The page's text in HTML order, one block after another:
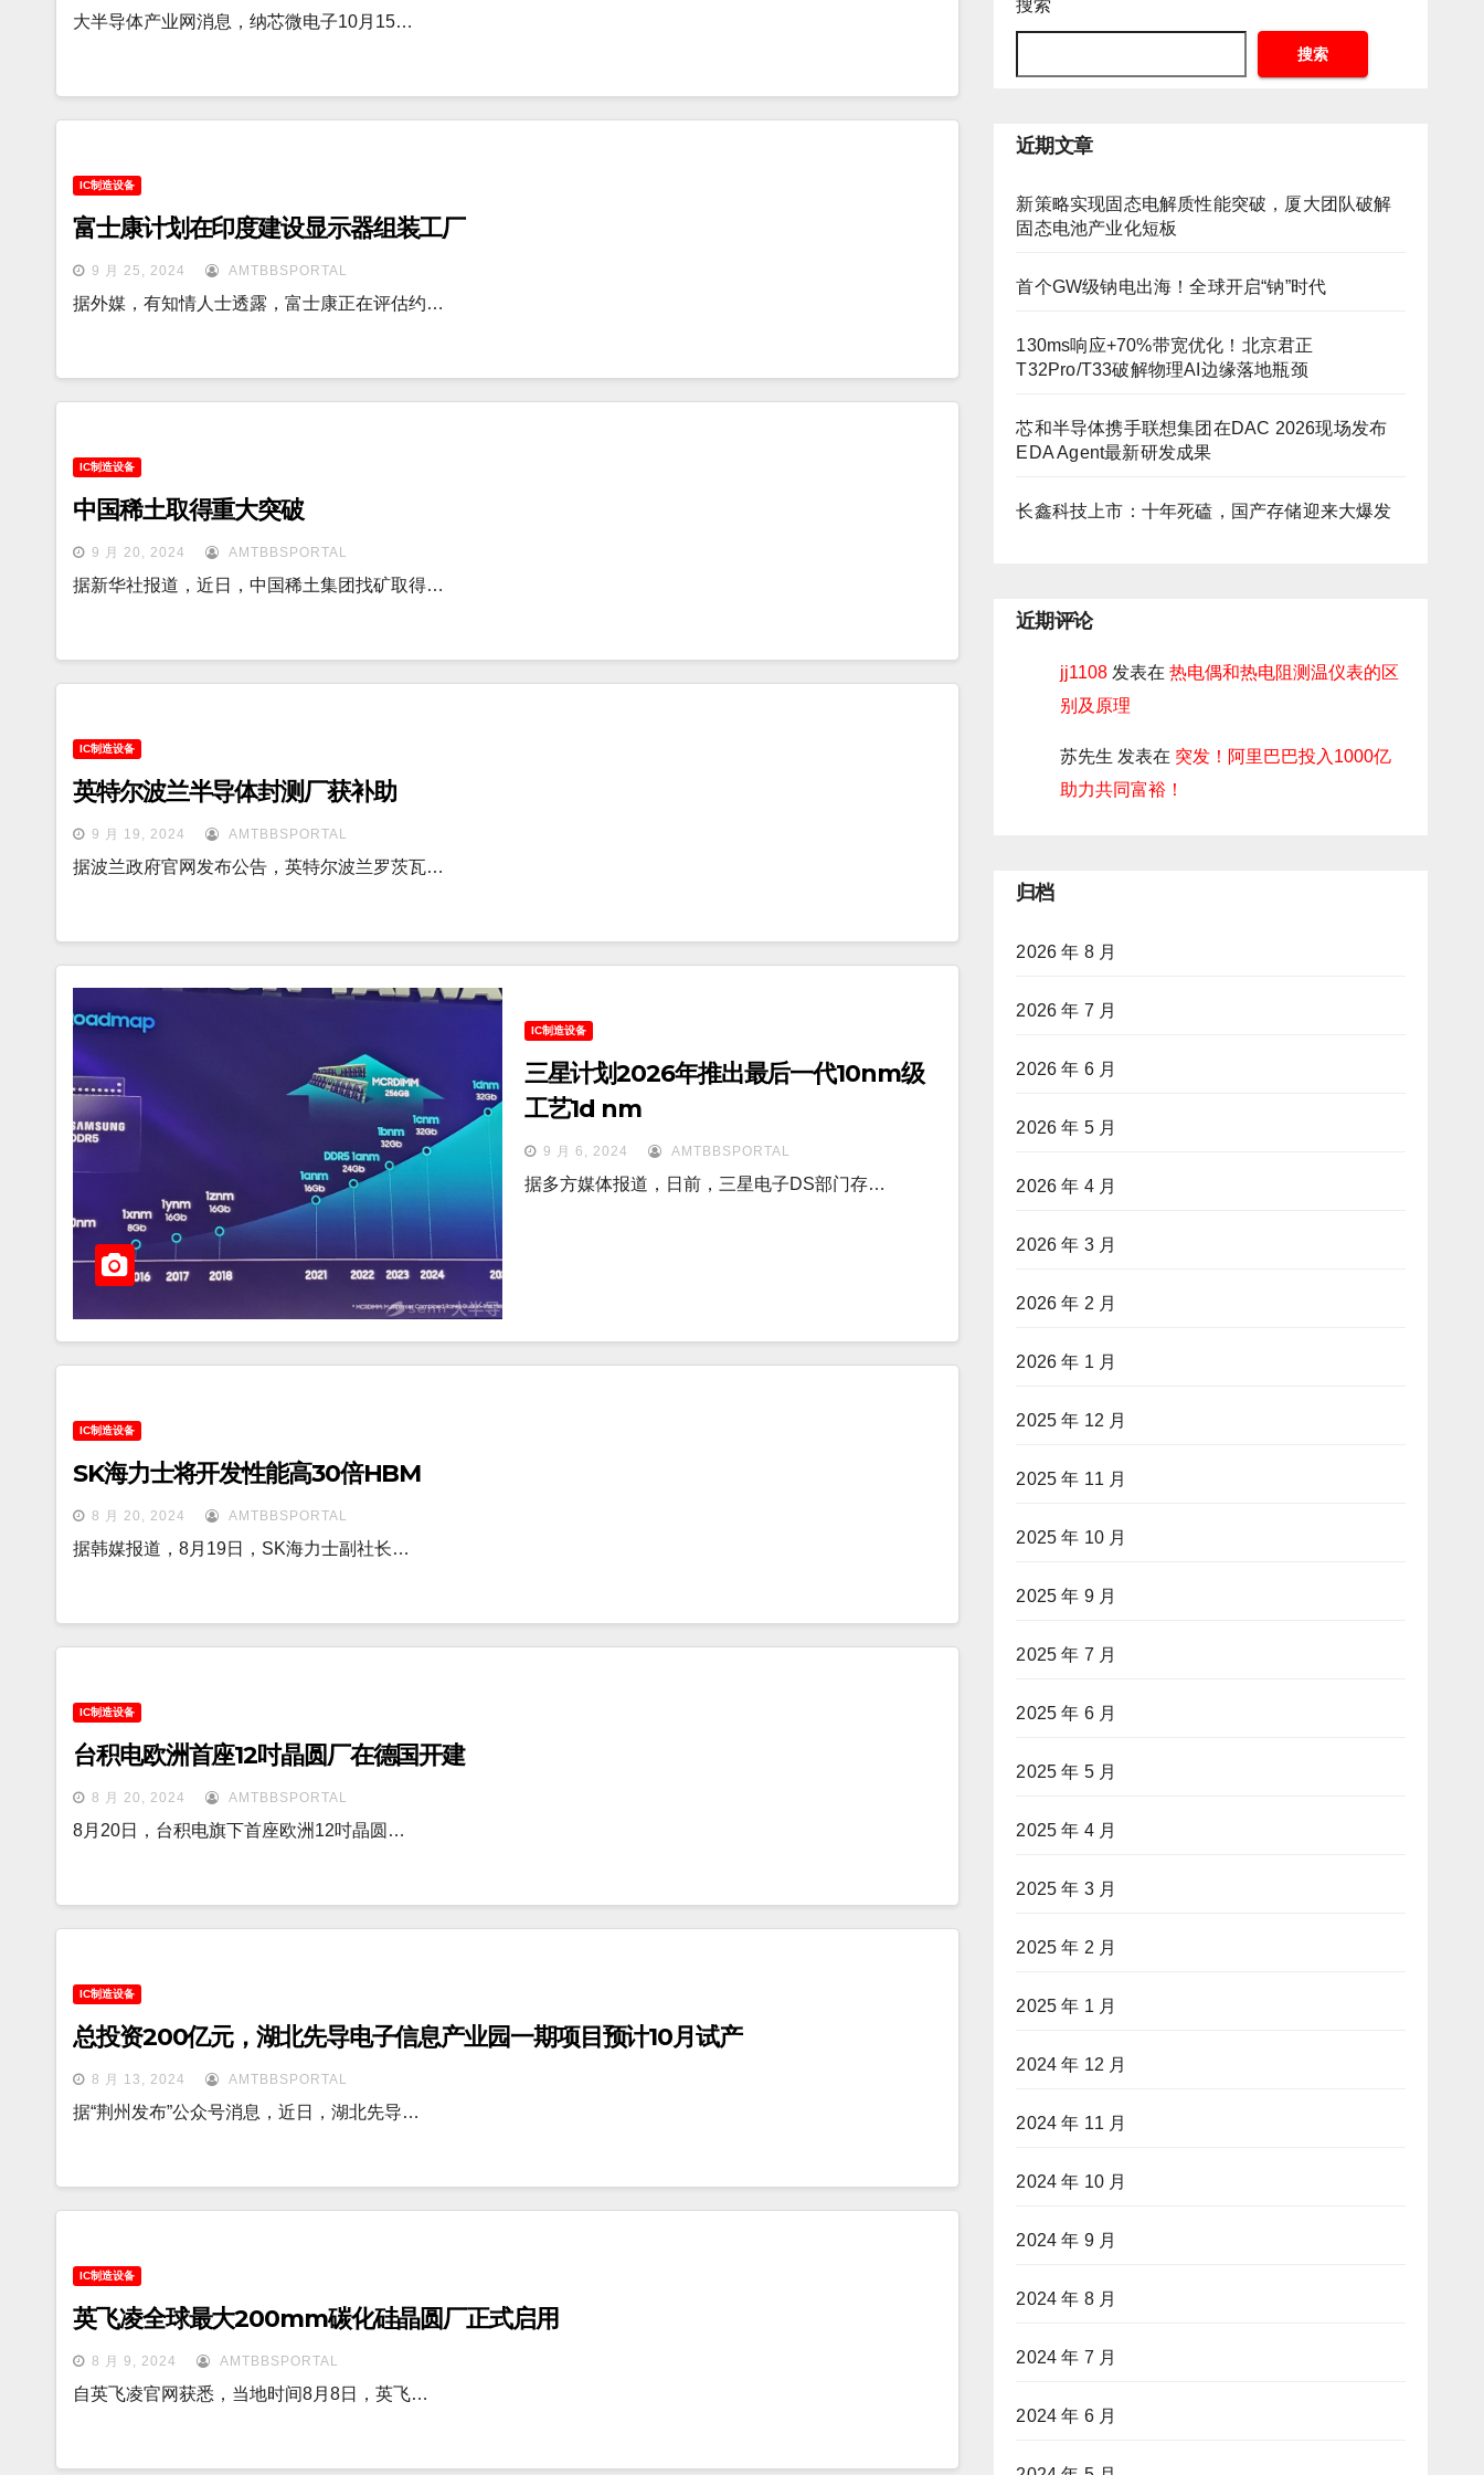
大半导体产业网消息，纳芯微电子10月15…
IC制造设备
富士康计划在印度建设显示器组装工厂
9 月 25, 2024 AMTBBSPORTAL
据外媒，有知情人士透露，富士康正在评估约…
IC制造设备
中国稀土取得重大突破
9 月 20, 2024 AMTBBSPORTAL
据新华社报道，近日，中国稀土集团找矿取得…
IC制造设备
英特尔波兰半导体封测厂获补助
9 月 19, 2024 AMTBBSPORTAL
据波兰政府官网发布公告，英特尔波兰罗茨瓦…
IC制造设备
三星计划2026年推出最后一代10nm级
工艺1d nm
9 月 6, 2024 AMTBBSPORTAL
据多方媒体报道，日前，三星电子DS部门存…
IC制造设备
SK海力士将开发性能高30倍HBM
8 月 20, 2024 AMTBBSPORTAL
据韩媒报道，8月19日，SK海力士副社长…
IC制造设备
台积电欧洲首座12吋晶圆厂在德国开建
8 月 20, 2024 AMTBBSPORTAL
8月20日，台积电旗下首座欧洲12吋晶圆…
IC制造设备
总投资200亿元，湖北先导电子信息产业园一期项目预计10月试产
8 月 13, 2024 AMTBBSPORTAL
据“荆州发布”公众号消息，近日，湖北先导…
IC制造设备
英飞凌全球最大200mm碳化硅晶圆厂正式启用
8 月 9, 2024 AMTBBSPORTAL
自英飞凌官网获悉，当地时间8月8日，英飞…
搜索
搜索
近期文章
新策略实现固态电解质性能突破，厦大团队破解
固态电池产业化短板
首个GW级钠电出海！全球开启“钠”时代
130ms响应+70%带宽优化！北京君正
T32Pro/T33破解物理AI边缘落地瓶颈
芯和半导体携手联想集团在DAC 2026现场发布
EDA Agent最新研发成果
长鑫科技上市：十年死磕，国产存储迎来大爆发
近期评论
jj1108 发表在热电偶和热电阻测温仪表的区
别及原理
苏先生 发表在 突发！阿里巴巴投入1000亿
助力共同富裕！
归档
2026 年 8 月
2026 年 7 月
2026 年 6 月
2026 年 5 月
2026 年 4 月
2026 年 3 月
2026 年 2 月
2026 年 1 月
2025 年 12 月
2025 年 11 月
2025 年 10 月
2025 年 9 月
2025 年 7 月
2025 年 6 月
2025 年 5 月
2025 年 4 月
2025 年 3 月
2025 年 2 月
2025 年 1 月
2024 年 12 月
2024 年 11 月
2024 年 10 月
2024 年 9 月
2024 年 8 月
2024 年 7 月
2024 年 6 月